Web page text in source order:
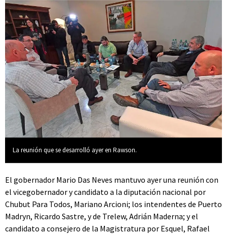
La reunión que se desarrolló ayer en Rawson.
El gobernador Mario Das Neves mantuvo ayer una reunión con
el vicegobernador y candidato a la diputación nacional por
Chubut Para Todos, Mariano Arcioni; los intendentes de Puerto
Madryn, Ricardo Sastre, y de Trelew, Adrián Maderna; y el
candidato a consejero de la Magistratura por Esquel, Rafael